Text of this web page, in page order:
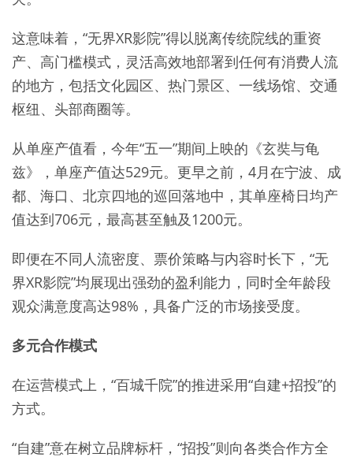
这意味着，“无界XR影院”得以脱离传统院线的重资
产、高门槛模式，灵活高效地部署到任何有消费人流
的地方，包括文化园区、热门景区、一线场馆、交通
枢纽、头部商圈等。
从单座产值看，今年“五一”期间上映的《玄奘与龟
兹》，单座产值达529元。更早之前，4月在宁波、成
都、海口、北京四地的巡回落地中，其单座椅日均产
值达到706元，最高甚至触及1200元。
即便在不同人流密度、票价策略与内容时长下，“无
界XR影院”均展现出强劲的盈利能力，同时全年龄段
观众满意度高达98%，具备广泛的市场接受度。
多元合作模式
在运营模式上，“百城千院”的推进采用“自建+招投”的
方式。
“自建”意在树立品牌标杆，“招投”则向各类合作方全